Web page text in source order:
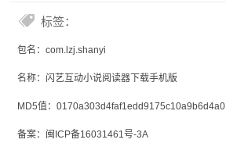
标签：
包名：com.lzj.shanyi
名称：闪艺互动小说阅读器下载手机版
MD5值：0170a303d4faf1edd9175c10a9b6d4a0
备案：闽ICP备16031461号-3A